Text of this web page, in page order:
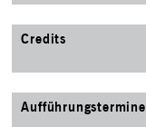
Credits
Aufführungstermine